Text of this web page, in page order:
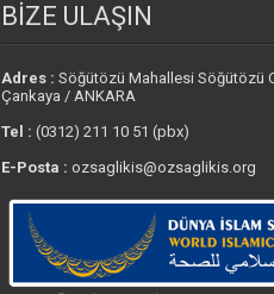
BİZE ULAŞIN
Adres : Söğütözü Mahallesi Söğütözü
Çankaya / ANKARA
Tel : (0312) 211 10 51 (pbx)
E-Posta : ozsaglikis@ozsaglikis.org